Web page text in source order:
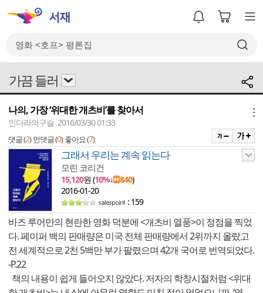
가끔 들러
나의, 가장 ‘위대한 개츠비’를 찾아서
인다라의구슬 2016/03/30 01:33
댓글 (2) 먼댓글 (0) 좋아요 (7)
그래서 우리는 계속 읽는다
모린 코리건
15,120원 (10%↓ 840)
2016-01-20
: 159
바즈 루어만의 현란한 영화 덕분에 <개츠비 열풍>이 정점을 찍었
다. 페이퍼 백의 판매량은 미국 전체 판매량에서 2위까지 올랐고
전 세계적으로 2천 5백만 부가 팔렸으며 42개 국어로 번역되었다.
-P.22
책의 내용이 쉽게 들어오지 않았다. 저자의 학창시절처럼 <위대